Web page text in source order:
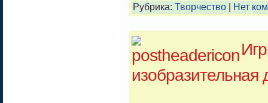
Рубрика: Творчество Нет
изобразительная